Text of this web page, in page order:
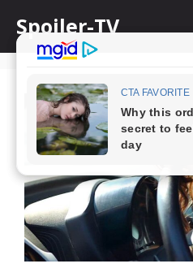
content
Spoiler-TV